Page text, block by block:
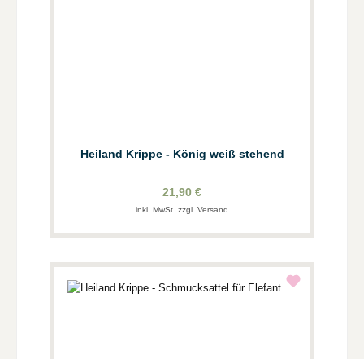
Heiland Krippe - König weiß stehend
21,90 €
inkl. MwSt. zzgl. Versand